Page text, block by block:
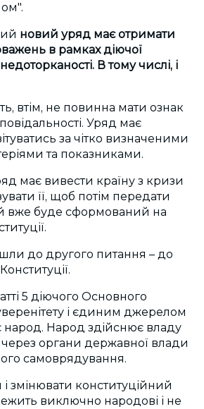
новий уряд має отримати
в рамках діючої
недоторканості. В тому числі, і
втім, не повинна мати ознак
Уряд має
за чітко визначеними
та показниками.
має вивести країну з кризи
її, щоб потім передати
вже буде сформований на
до другого питання – до
5 діючого Основного
і єдиним джерелом
народ. Народ здійснює владу
органи державної влади
самоврядування.
змінювати конституційний
виключно народові і не